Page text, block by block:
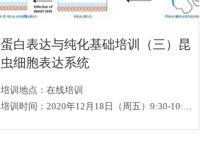
蛋白表达与纯化基础培训（三）昆
虫细胞表达系统
培训地点：在线培训